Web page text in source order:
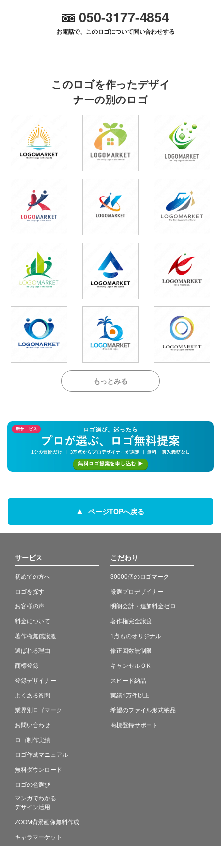
050-3177-4854
お電話で、このロゴについて問い合わせする
このロゴを作ったデザイ
ナーの別のロゴ
もっとみる
ページTOPへ戻る
サービス
初めての方へ
ロゴを探す
お客様の声
料金について
著作権無償譲渡
選ばれる理由
商標登録
登録デザイナー
よくある質問
業界別ロゴマーク
お問い合わせ
ロゴ制作実績
ロゴ作成マニュアル
無料ダウンロード
ロゴの色選び
マンガでわかる
デザイン活用
ZOOM背景画像無料作成
キャラマーケット
こだわり
30000個のロゴマーク
厳選プロデザイナー
明朗会計・追加料金ゼロ
著作権完全譲渡
1点ものオリジナル
修正回数無制限
キャンセルＯＫ
スピード納品
実績1万件以上
希望のファイル形式納品
商標登録サポート